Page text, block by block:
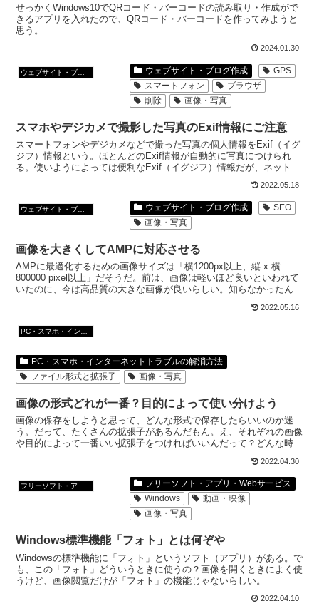
せっかくWindows10でQRコード・バーコードの読み取り・作成がで
きるアプリを入れたので、QRコード・バーコードを作ってみようと
思う。
2024.01.30
ウェブサイト・ブログ作成 ウェブサイト・ブログ作成
GPS
スマートフォン
ブラウザ
削除
画像・写真
スマホやデジカメで撮影した写真のExif情報にご注意
スマートフォンやデジカメなどで撮った写真の個人情報をExif（イグ
ジフ）情報という。ほとんどのExif情報が自動的に写真につけられ
る。使いようによっては便利なExif（イグジフ）情報だが、ネット上
2022.05.18
ウェブサイト・ブログ作成 ウェブサイト・ブログ作成
SEO
画像・写真
画像を大きくしてAMPに対応させる
AMPに最適化するための画像サイズは「横1200px以上、縦 x 横
800000 pixel以上」だそうだ。前は、画像は軽いほど良いといわれて
いたのに、今は高品質の大きな画像が良いらしい。知らなかったんで
2022.05.16
PC・スマホ・インターネットトラブルの解消方法
PC・スマホ・インターネットトラブルの解消方法
ファイル形式と拡張子
画像・写真
画像の形式どれが一番？目的によって使い分けよう
画像の保存をしようと思って、どんな形式で保存したらいいのか迷
う。だって、たくさんの拡張子があるんだもん。え、それぞれの画像
や目的によって一番いい拡張子をつければいいんだって？どんな時
2022.04.30
フリーソフト・アプリ・Webサービス
Windows
動画・映像
画像・写真
Windows標準機能「フォト」とは何ぞや
Windowsの標準機能に「フォト」というソフト（アプリ）がある。で
も、この「フォト」どういうときに使うの？画像を開くときによく使
うけど、画像閲覧だけが「フォト」の機能じゃないらしい。
2022.04.10